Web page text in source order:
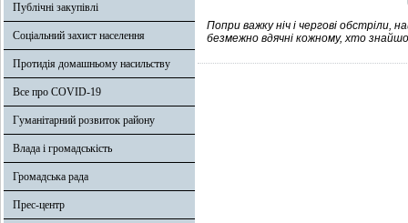
Публічні закупівлі
Соціальний захист населення
Протидія домашньому насильству
Все про COVID-19
Гуманітарний розвиток району
Влада і громадськість
Громадська рада
Прес-центр
Попри важку ніч і чергові обстріли,
безмежно вдячні кожному, хто